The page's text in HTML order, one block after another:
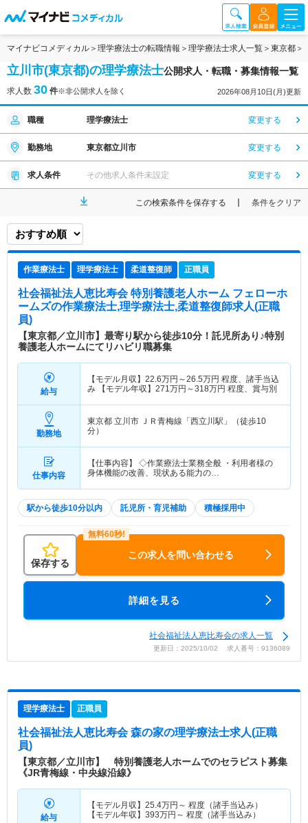
マイナビコメディカル 理学療法士の転職情報 理学療法士求人一覧 東京都
立川市(東京都)の理学療法士公開求人・転職・募集情報一覧
求人数 30 件※非公開求人を除く 2026年08月10日(月)更新
職種 理学療法士 変更する
勤務地 東京都立川市 変更する
求人条件 その他求人条件未設定 変更する
この検索条件を保存する 条件をクリア
作業療法士 理学療法士 柔道整復師 正職員
社会福祉法人恵比寿会 特別養護老人ホーム フェローホ
ームズの作業療法士,理学療法士,柔道整復師求人(正職
員)
【東京都／立川市】最寄り駅から徒歩10分！託児所あり♪特別
養護老人ホームにてリハビリ職募集
給与
【モデル月収】 22.6万円～26.5万円 程度、諸手当込
み 【モデル年収】 271万円～318万円 程度、賞与別
勤務地
東京都 立川市 ＪＲ青梅線「西立川駅」（徒歩10
分）
仕事内容
【仕事内容】 ◇作業療法士業務全般 ・利用者様の
身体機能の改善、現状ある能力の…
駅から徒歩10分以内 託児所・育児補助 積極採用中
保存する
この求人を問い合わせる
詳細を見る
社会福祉法人恵比寿会の求人一覧
更新日：2025/10/02 求人番号：9136089
理学療法士 正職員
社会福祉法人恵比寿会 森の家の理学療法士求人(正職
員)
【東京都／立川市】 特別養護老人ホームでのセラピスト募集
《JR青梅線・中央線沿線》
給与
【モデル月収】 25.4万円～ 程度（諸手当込み）
【モデル年収】 393万円～ 程度（諸手当込み）